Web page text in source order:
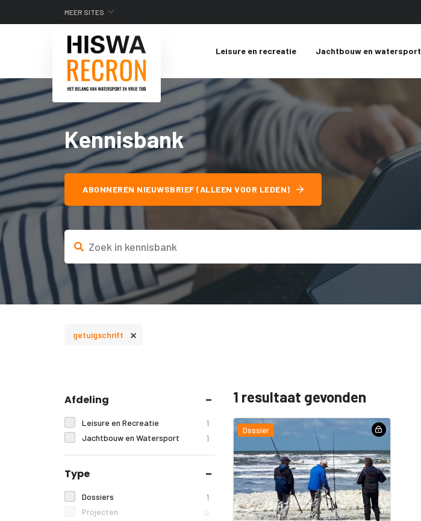
MEER SITES
Leisure en recreatie Jachtbouw en watersport
Kennisbank
ABONNEREN NIEUWSBRIEF (ALLEEN VOOR LEDEN)
getuigschrift ×
Afdeling
Leisure en Recreatie 1
Jachtbouw en Watersport 1
Type
Dossiers 1
Projecten 0
1 resultaat gevonden
Dossier